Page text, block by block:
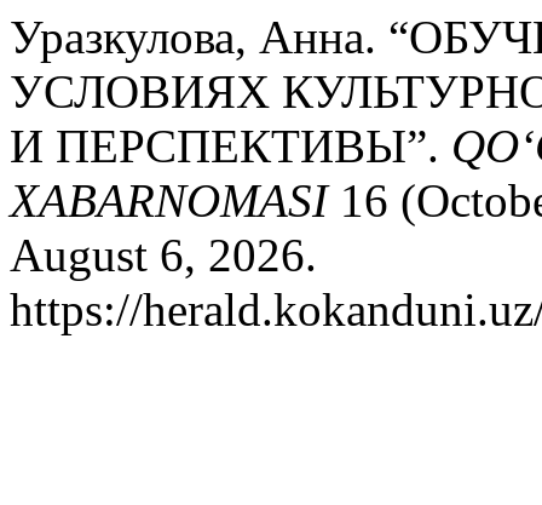
Уразкулова, Анна.
УСЛОВИЯХ
И ПЕРСПЕКТИВЫ”.
XABARNOMASI16
August 6, 2026.
https://